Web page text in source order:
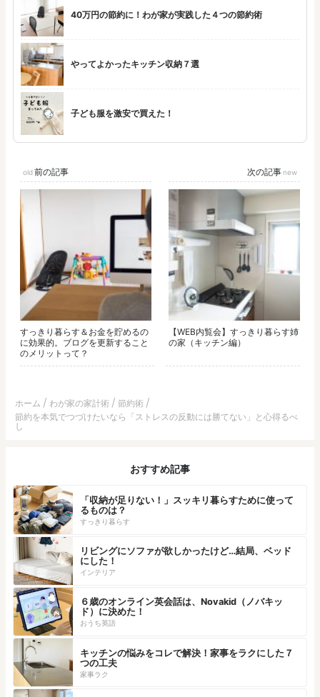
40万円の節約に！わが家が実践した４つの節約術
やってよかったキッチン収納７選
子ども服を激安で買えた！
前の記事
すっきり暮らす＆お金を貯めるの
に効果的。ブログを更新すること
のメリットって？
次の記事
【WEB内覧会】すっきり暮らす姉
の家（キッチン編）
ホーム わが家の家計術
節約術
節約を本気でつづけたいなら「ストレスの反動には勝てない」と心得るべ
し
おすすめ記事
「収納が足りない！」スッキリ暮らすために使って
るものは？
すっきり暮らす
リビングにソファが欲しかったけど…結局、ベッド
にした！
インテリア
６歳のオンライン英会話は、Novakid（ノバキッ
ド）に決めた！
おうち英語
キッチンの悩みをコレで解決！家事をラクにした７
つの工夫
家事ラク